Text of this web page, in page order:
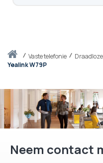
Thuisvaste telefonie
Yealink W79P
Neem contact